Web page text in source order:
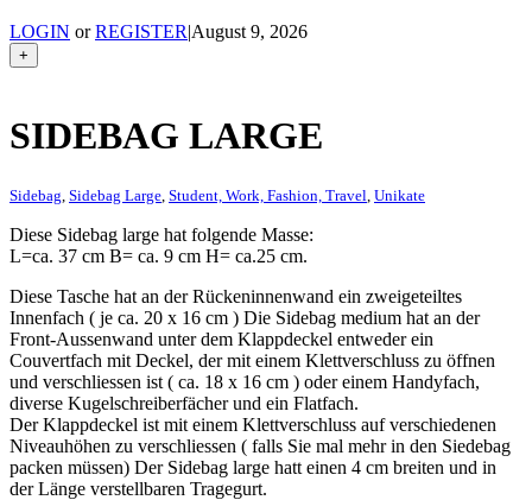
LOGIN orREGISTER|August 9, 2026
+
SIDEBAG LARGE
Sidebag Sidebag Large Student, Work, Fashion, Travel Unikate
Diese Sidebag large hat folgende Masse:
L=ca. 37 cm B= ca. 9 cm H= ca.25 cm.
Diese Tasche hat an der Rückeninnenwand ein zweigeteiltes
Innenfach ( je ca. 20 x 16 cm ) Die Sidebag medium hat an der
Front-Aussenwand unter dem Klappdeckel entweder ein
Couvertfach mit Deckel, der mit einem Klettverschluss zu öffnen
und verschliessen ist ( ca. 18 x 16 cm ) oder einem Handyfach,
diverse Kugelschreiberfächer und ein Flatfach.
Der Klappdeckel ist mit einem Klettverschluss auf verschiedenen
Niveauhöhen zu verschliessen ( falls Sie mal mehr in den Siedebag
packen müssen) Der Sidebag large hatt einen 4 cm breiten und in
der Länge verstellbaren Tragegurt.